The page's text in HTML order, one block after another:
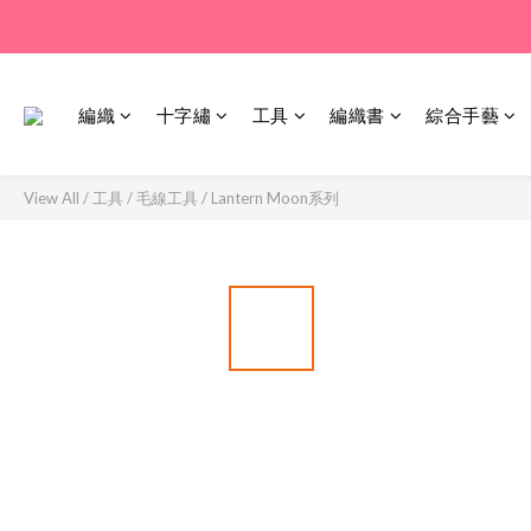
編織 十字繡 工具 編織書 綜合手藝
View All / 工具 /毛線工具 / Lantern Moon系列